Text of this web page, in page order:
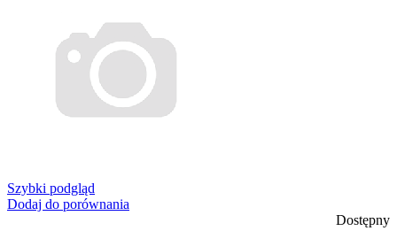
Szybki podgląd
Dodaj do porównania
Dostępny